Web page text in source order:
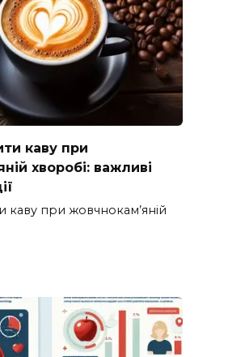
каву при
хворобі: важливі
при жовчнокам’яній